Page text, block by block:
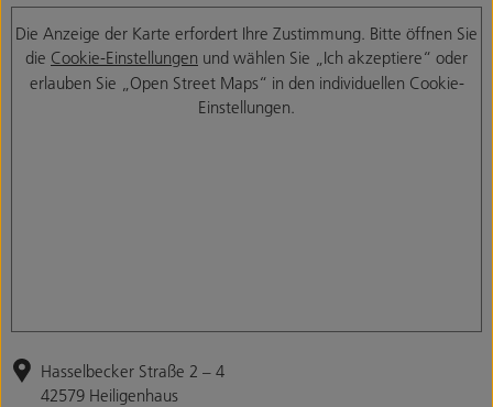
Die Anzeige der Karte erfordert Ihre Zustimmung. Bitte öffnen Sie
die Cookie-Einstellungen und wählen Sie „Ich akzeptiere“ oder
erlauben Sie „Open Street Maps“ in den individuellen Cookie-
Einstellungen.
Hasselbecker Straße 2 – 4
42579 Heiligenhaus